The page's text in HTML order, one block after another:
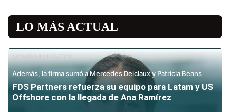
LO MÁS ACTUAL
NOMBRAMIENTOS
Además, la firma sumó a Mercedes Delclaux y Patricia Beans
FDS Partners refuerza su equipo para Latam y US
Offshore con la llegada de Ana Ramírez